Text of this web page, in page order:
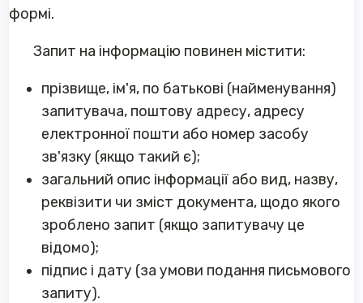
формі.
Запит на інформацію повинен містити:
прізвище, ім'я, по батькові (найменування)
запитувача, поштову адресу, адресу
електронної пошти або номер засобу
зв'язку (якщо такий є);
загальний опис інформації або вид, назву,
реквізити чи зміст документа, щодо якого
зроблено запит (якщо запитувачу це
відомо);
підпис і дату (за умови подання письмового
запиту).